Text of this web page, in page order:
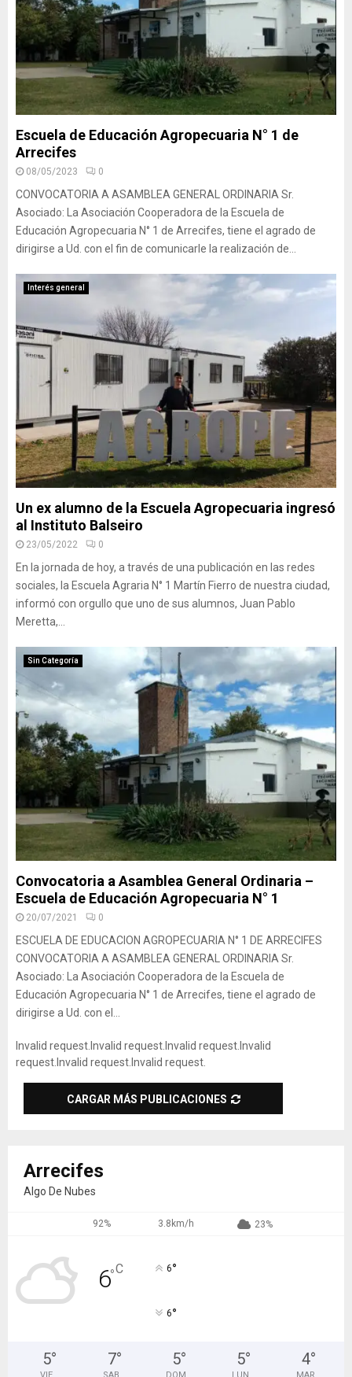
Escuela de Educación Agropecuaria N° 1 de
Arrecifes
08/05/2023 0
CONVOCATORIA A ASAMBLEA GENERAL ORDINARIA Sr.
Asociado: La Asociación Cooperadora de la Escuela de
Educación Agropecuaria N° 1 de Arrecifes, tiene el agrado de
dirigirse a Ud. con el fin de comunicarle la realización de...
Interés general
Un ex alumno de la Escuela Agropecuaria ingresó
al Instituto Balseiro
23/05/2022 0
En la jornada de hoy, a través de una publicación en las redes
sociales, la Escuela Agraria N° 1 Martín Fierro de nuestra ciudad,
informó con orgullo que uno de sus alumnos, Juan Pablo
Meretta,...
Sin Categoría
Convocatoria a Asamblea General Ordinaria –
Escuela de Educación Agropecuaria N° 1
20/07/2021 0
ESCUELA DE EDUCACION AGROPECUARIA N° 1 DE ARRECIFES
CONVOCATORIA A ASAMBLEA GENERAL ORDINARIA Sr.
Asociado: La Asociación Cooperadora de la Escuela de
Educación Agropecuaria N° 1 de Arrecifes, tiene el agrado de
dirigirse a Ud. con el...
Invalid request. Invalid request. Invalid request. Invalid
request. Invalid request. Invalid request.
CARGAR MÁS PUBLICACIONES
Arrecifes
Algo De Nubes
92% 3.8km/h 23%
6°C 6°
6°
5° 7° 5° 5° 4°